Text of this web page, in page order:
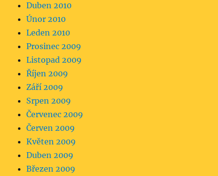
Duben 2010
Únor 2010
Leden 2010
Prosinec 2009
Listopad 2009
Říjen 2009
Září 2009
Srpen 2009
Červenec 2009
Červen 2009
Květen 2009
Duben 2009
Březen 2009